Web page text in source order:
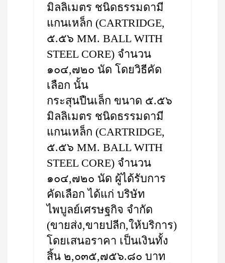
มิลลิเมตร ชนิดธรรมดามี
แกนเหล็ก (CARTRIDGE,
๕.๕๖ MM. BALL WITH
STEEL CORE) จำนวน
๑๐๔,๗๒๐ นัด โดยวิธีคัด
เลือก นั้น
กระสุนปืนเล็ก ขนาด ๕.๕๖
มิลลิเมตร ชนิดธรรมดามี
แกนเหล็ก (CARTRIDGE,
๕.๕๖ MM. BALL WITH
STEEL CORE) จำนวน
๑๐๔,๗๒๐ นัด ผู้ได้รับการ
คัดเลือก ได้แก่ บริษัท
ไพบูลย์เศรษฐกิจ จำกัด
(ขายส่ง,ขายปลีก,ให้บริการ)
โดยเสนอราคา เป็นเงินทั้ง
สิ้น ๒,๐๓๕,๗๕๖.๘๐ บาท